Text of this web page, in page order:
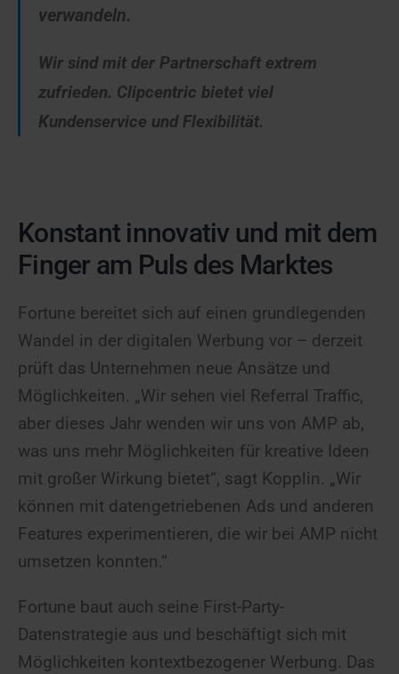
verwandeln.
Wir sind mit der Partnerschaft extrem
zufrieden. Clipcentric bietet viel
Kundenservice und Flexibilität.
Konstant innovativ und mit dem
Finger am Puls des Marktes
Fortune bereitet sich auf einen grundlegenden
Wandel in der digitalen Werbung vor – derzeit
prüft das Unternehmen neue Ansätze und
Möglichkeiten. „Wir sehen viel Referral Traffic,
aber dieses Jahr wenden wir uns von AMP ab,
was uns mehr Möglichkeiten für kreative Ideen
mit großer Wirkung bietet“, sagt Kopplin. „Wir
können mit datengetriebenen Ads und anderen
Features experimentieren, die wir bei AMP nicht
umsetzen konnten.“
Fortune baut auch seine First-Party-
Datenstrategie aus und beschäftigt sich mit
Möglichkeiten kontextbezogener Werbung. Das